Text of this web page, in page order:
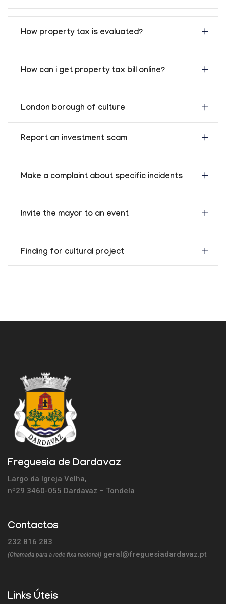
How property tax is evaluated?
How can i get property tax bill online?
London borough of culture
Report an investment scam
Make a complaint about specific incidents
Invite the mayor to an event
Finding for cultural project
Freguesia de Dardavaz
Largo da Igreja Velha,
nº29 3460-055 Dardavaz – Tondela
Contactos
232 816 283
(Chamada para a rede fixa nacional) geral@freguesiadardavaz.pt
Links Úteis